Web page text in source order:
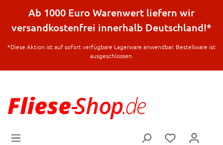
springen
Ab 1000 Euro Warenwert liefern wir
versandkostenfrei innerhalb Deutschland!*
*Diese Aktion ist auf sofort verfügbare Lagerware anwendbar. Bestellware ist
ausgeschlossen.